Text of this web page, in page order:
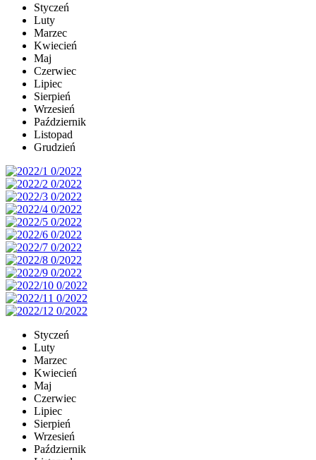
Styczeń
Luty
Marzec
Kwiecień
Maj
Czerwiec
Lipiec
Sierpień
Wrzesień
Październik
Listopad
Grudzień
Styczeń
Luty
Marzec
Kwiecień
Maj
Czerwiec
Lipiec
Sierpień
Wrzesień
Październik